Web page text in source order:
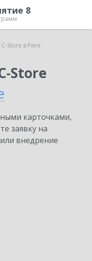
8
Store в Риге
Store
карточками,
заявку на
внедрение